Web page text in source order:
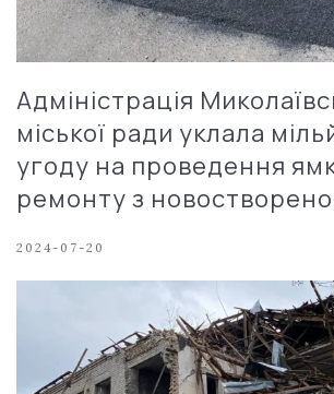
Адміністрація
міської ради уклала
угоду на проведення
ремонту з
2024-07-20